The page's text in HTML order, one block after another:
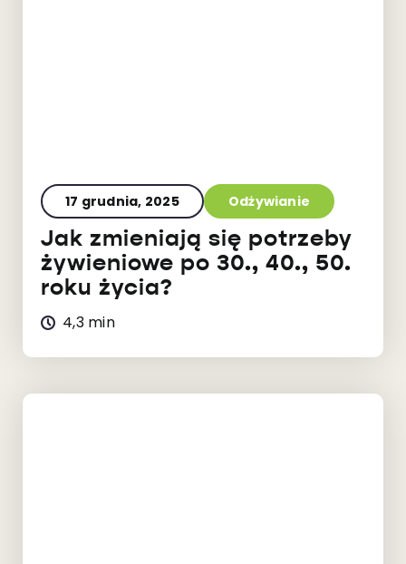
17 grudnia, 2025 Odżywianie
Jak zmieniają się potrzeby
żywieniowe po 30., 40., 50.
roku życia?
4,3 min